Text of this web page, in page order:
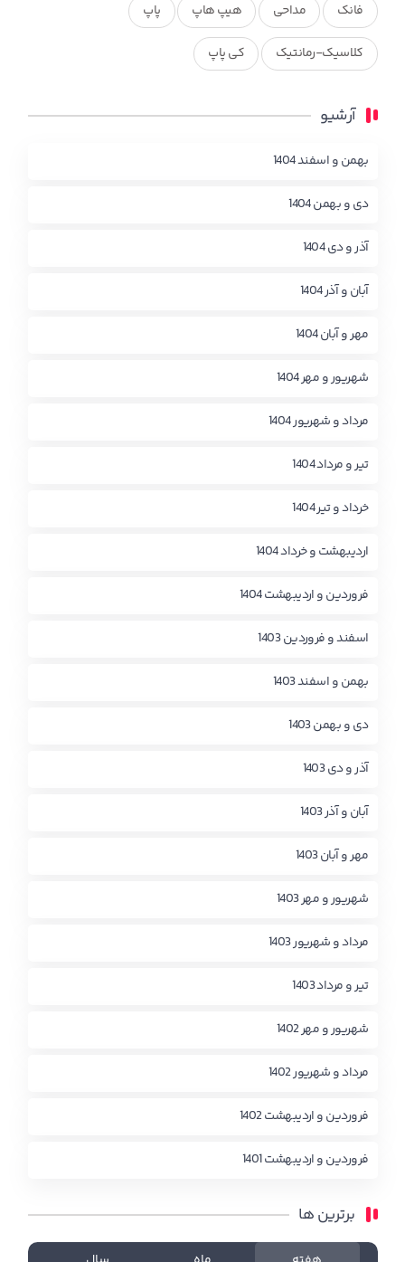
فانک مداحی هیپ هاپ پاپ
کلاسیک-رمانتیک کی پاپ
آرشیو
بهمن و اسفند 1404
دی و بهمن 1404
آذر و دی 1404
آبان و آذر 1404
مهر و آبان 1404
شهریور و مهر 1404
مرداد و شهریور 1404
تیر و مرداد 1404
خرداد و تیر 1404
اردیبهشت و خرداد 1404
فروردین و اردیبهشت 1404
اسفند و فروردین 1403
بهمن و اسفند 1403
دی و بهمن 1403
آذر و دی 1403
آبان و آذر 1403
مهر و آبان 1403
شهریور و مهر 1403
مرداد و شهریور 1403
تیر و مرداد 1403
شهریور و مهر 1402
مرداد و شهریور 1402
فروردین و اردیبهشت 1402
فروردین و اردیبهشت 1401
برترین ها